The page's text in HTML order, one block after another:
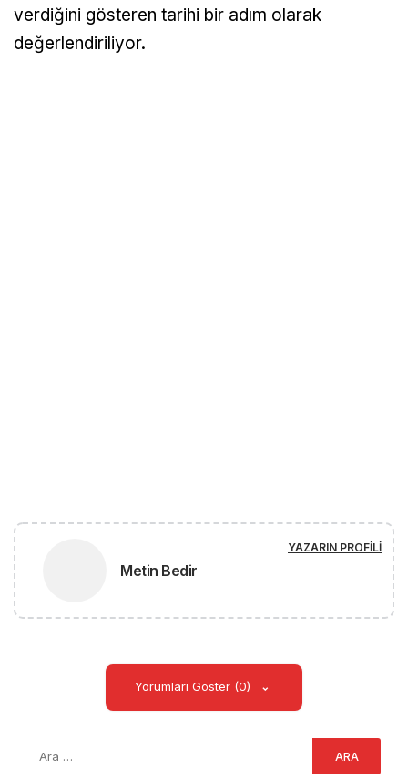
verdiğini gösteren tarihi bir adım olarak
değerlendiriliyor.
Metin Bedir
YAZARIN PROFILI
Yorumları Göster (0)